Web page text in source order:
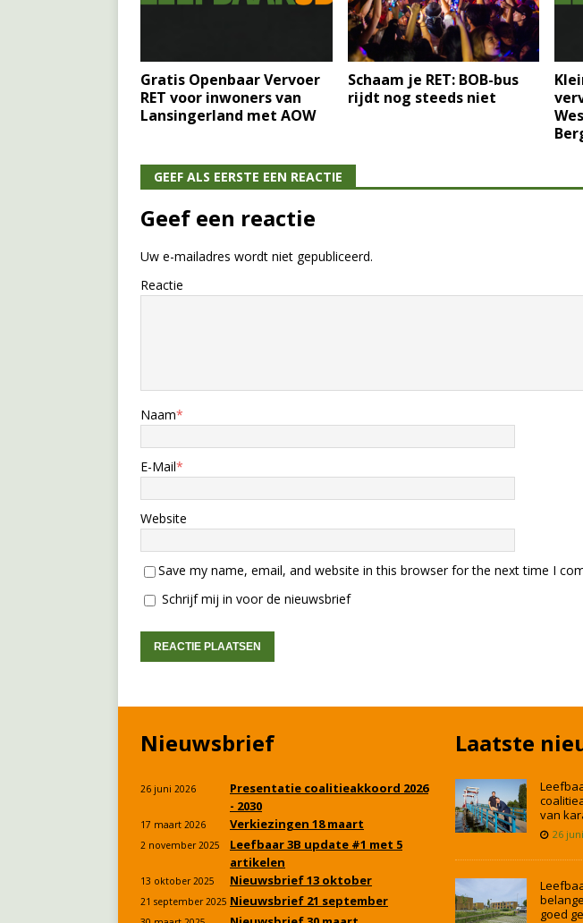
Gratis Openbaar Vervoer
RET voor inwoners van
Lansingerland met AOW
Schaam je RET: BOB-bus
rijdt nog steeds niet
GEEF ALS EERSTE EEN REACTIE
Geef een reactie
Uw e-mailadres wordt niet gepubliceerd.
Reactie
Naam*
E-Mail*
Website
Save my name, email, and website in this browser for the next time I
Schrijf mij in voor de nieuwsbrief
Nieuwsbrief
26 juni 2026
Presentatie coalitieakkoord 2026
- 2030
17 maart 2026 Verkiezingen 18 maart
2 november 2025
Leefbaar 3B update #1 met 5
artikelen
13 oktober 2025 Nieuwsbrief 13 oktober
21 september 2025 Nieuwsbrief 21 september
Laatste
van
26
goed